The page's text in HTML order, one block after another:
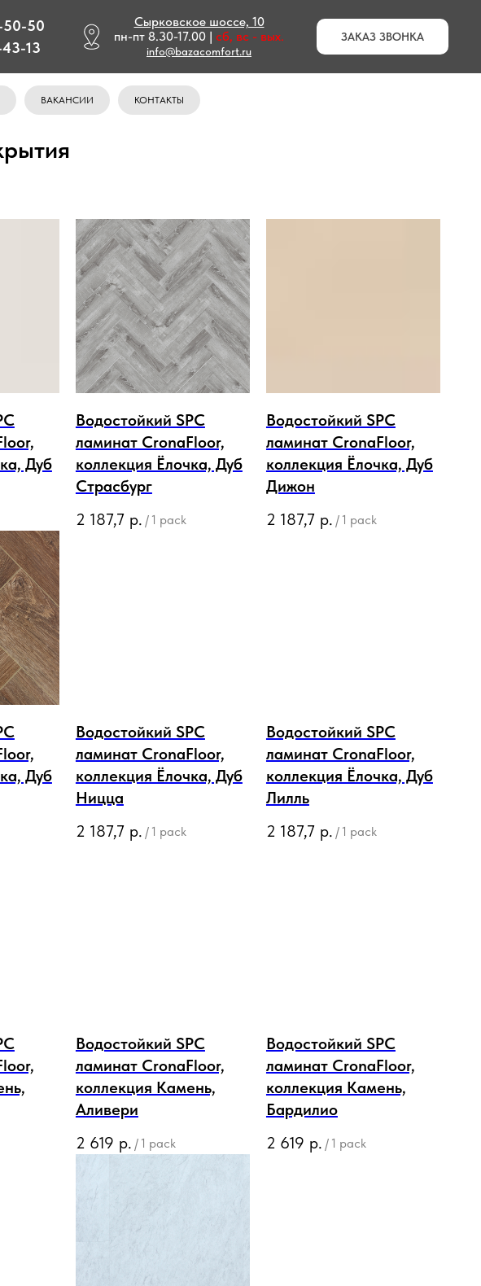
50-50
13
Сырковское шоссе, 10
пн-пт 8.30-17.00 | сб, вс - вых.
info@bazacomfort.ru
ЗАКАЗ ЗВОНКА
ВАКАНСИИ КОНТАКТЫ
Дуб
Водостойкий SPC
ламинат CronaFloor,
коллекция Ёлочка, Дуб
Страсбург
2 187,7 р. / 1 pack
Водостойкий SPC
ламинат CronaFloor,
коллекция Ёлочка, Дуб
Дижон
2 187,7 р. / 1 pack
Дуб
Водостойкий SPC
ламинат CronaFloor,
коллекция Ёлочка, Дуб
Ницца
2 187,7 р. / 1 pack
Водостойкий SPC
ламинат CronaFloor,
коллекция Ёлочка, Дуб
Лилль
2 187,7 р. / 1 pack
Водостойкий SPC
ламинат CronaFloor,
коллекция Камень,
Аливери
2 619 р. / 1 pack
Водостойкий SPC
ламинат CronaFloor,
коллекция Камень,
Бардилио
2 619 р. / 1 pack